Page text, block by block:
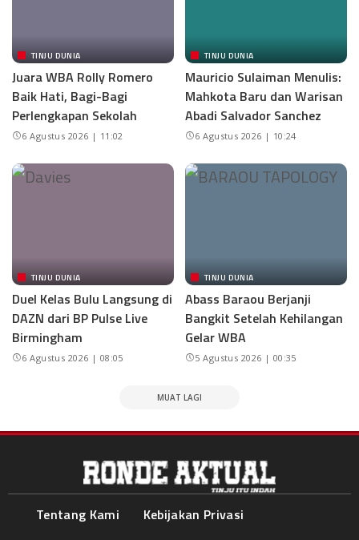
TINJU DUNIA
Juara WBA Rolly Romero
Baik Hati, Bagi-Bagi
Perlengkapan Sekolah
6 Agustus 2026 | 11:02
TINJU DUNIA
Mauricio Sulaiman Menulis:
Mahkota Baru dan Warisan
Abadi Salvador Sanchez
6 Agustus 2026 | 10:24
TINJU DUNIA
Duel Kelas Bulu Langsung di
DAZN dari BP Pulse Live
Birmingham
6 Agustus 2026 | 08:05
TINJU DUNIA
Abass Baraou Berjanji
Bangkit Setelah Kehilangan
Gelar WBA
5 Agustus 2026 | 00:35
MUAT LAGI
Tentang Kami Kebijakan Privasi